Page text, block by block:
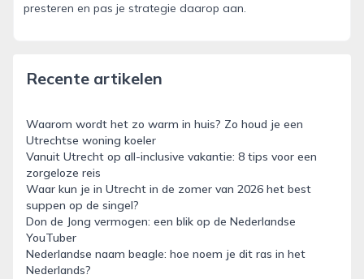
presteren en pas je strategie daarop aan.
Recente artikelen
Waarom wordt het zo warm in huis? Zo houd je een
Utrechtse woning koeler
Vanuit Utrecht op all-inclusive vakantie: 8 tips voor een
zorgeloze reis
Waar kun je in Utrecht in de zomer van 2026 het best
suppen op de singel?
Don de Jong vermogen: een blik op de Nederlandse
YouTuber
Nederlandse naam beagle: hoe noem je dit ras in het
Nederlands?